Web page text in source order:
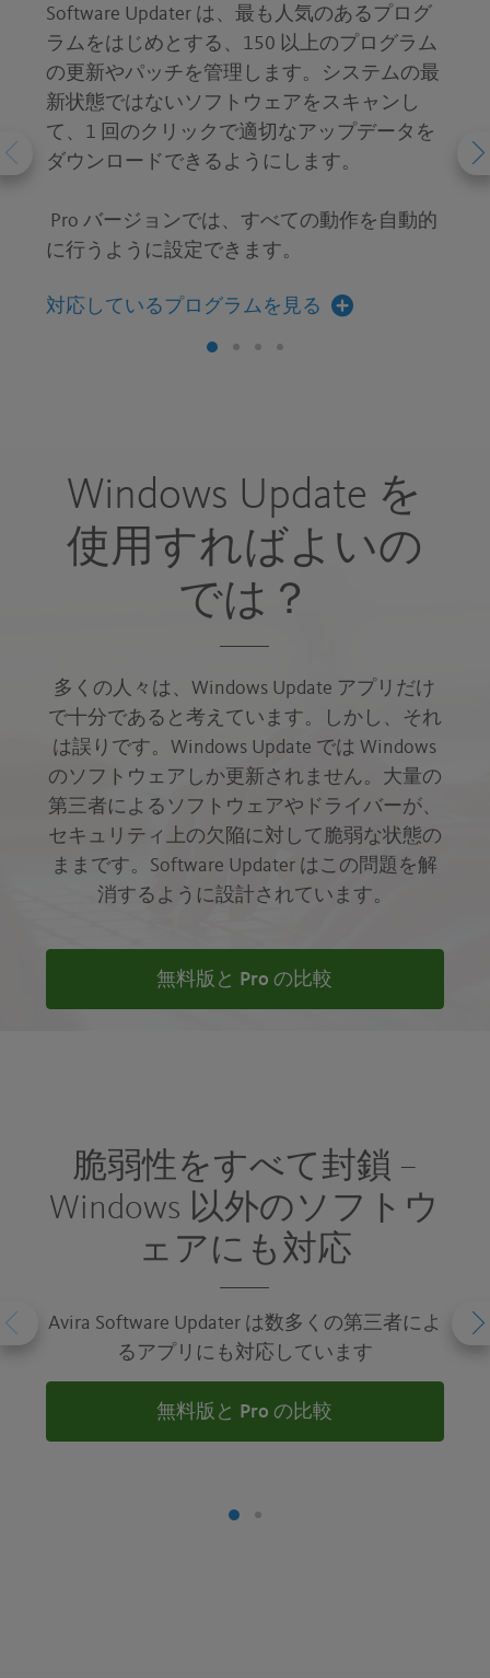
Software Updater は、最も人気のあるプログ
ラムをはじめとする、150 以上のプログラム
の更新やパッチを管理します。システムの最
新状態ではないソフトウェアをスキャンし
て、1 回のクリックで適切なアップデータを
ダウンロードできるようにします。
Pro バージョンでは、すべての動作を自動的
に行うように設定できます。
対応しているプログラムを見る
Windows Update を
使用すればよいの
では？
多くの人々は、Windows Update アプリだけ
で十分であると考えています。しかし、それ
は誤りです。Windows Update では Windows
のソフトウェアしか更新されません。大量の
第三者によるソフトウェアやドライバーが、
セキュリティ上の欠陥に対して脆弱な状態の
ままです。Software Updater はこの問題を解
消するように設計されています。
無料版と Pro の比較
脆弱性をすべて封鎖 –
Windows 以外のソフトウ
ェアにも対応
Avira Software Updater は数多くの第三者によ
るアプリにも対応しています
無料版と Pro の比較